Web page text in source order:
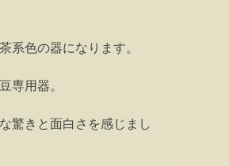
系色の器になります。
専用器。
驚きと面白さを感じまし